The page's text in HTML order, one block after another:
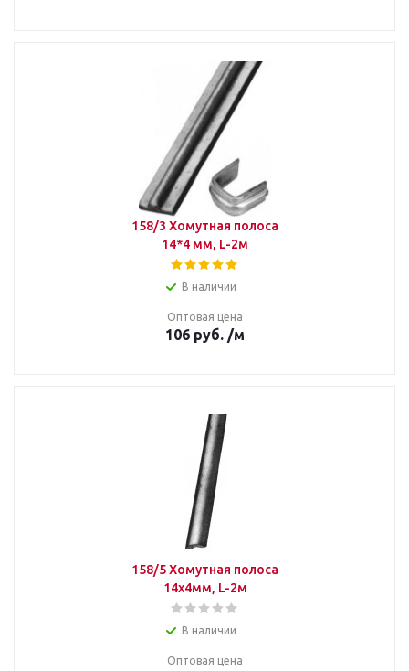
158/3 Хомутная полоса
14*4 мм, L-2м
В наличии
Оптовая цена
106 руб. /м
158/5 Хомутная полоса
14х4мм, L-2м
В наличии
Оптовая цена